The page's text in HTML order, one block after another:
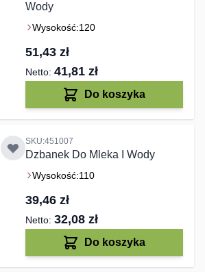
Wody
Wysokość:120
51,43 zł
41,81 zł
Do koszyka
SKU:451007
Dzbanek Do Mleka I Wody
Wysokość:110
39,46 zł
32,08 zł
Do koszyka